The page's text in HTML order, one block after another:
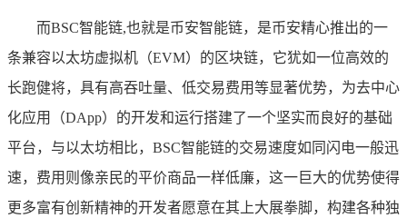
而BSC智能链,也就是币安智能链，是币安精心推出的一
条兼容以太坊虚拟机（EVM）的区块链，它犹如一位高效的
长跑健将，具有高吞吐量、低交易费用等显著优势，为去中心
化应用（DApp）的开发和运行搭建了一个坚实而良好的基础
平台，与以太坊相比，BSC智能链的交易速度如同闪电一般迅
速，费用则像亲民的平价商品一样低廉，这一巨大的优势使得
更多富有创新精神的开发者愿意在其上大展拳脚，构建各种独